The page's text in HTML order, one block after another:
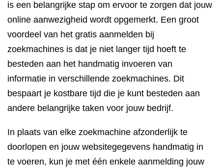
is een belangrijke stap om ervoor te zorgen dat jouw
online aanwezigheid wordt opgemerkt. Een groot
voordeel van het gratis aanmelden bij
zoekmachines is dat je niet langer tijd hoeft te
besteden aan het handmatig invoeren van
informatie in verschillende zoekmachines. Dit
bespaart je kostbare tijd die je kunt besteden aan
andere belangrijke taken voor jouw bedrijf.
In plaats van elke zoekmachine afzonderlijk te
doorlopen en jouw websitegegevens handmatig in
te voeren, kun je met één enkele aanmelding jouw